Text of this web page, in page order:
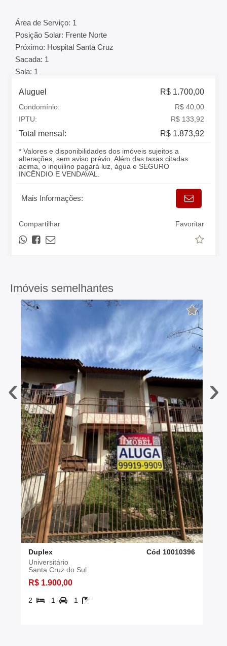
Área de Serviço: 1
Posição Solar: Frente Norte
Próximo: Hospital Santa Cruz
Sacada: 1
Sala: 1
Aluguel R$ 1.700,00
Condomínio:
R$ 40,00
IPTU:
R$ 133,92
Total mensal: R$ 1.873,92
* Valores e disponibilidades dos imóveis sujeitos a
alterações, sem aviso prévio. Além das taxas citadas
acima, o inquilino pagará luz, água e SEGURO
INCÊNDIO E VENDAVAL.
Mais Informações:
Compartilhar Favoritar
Imóveis semelhantes
‹
Duplex
Cód 10010396
Universitário
Santa Cruz do Sul
R$ 1.900,00
2 1 1
›